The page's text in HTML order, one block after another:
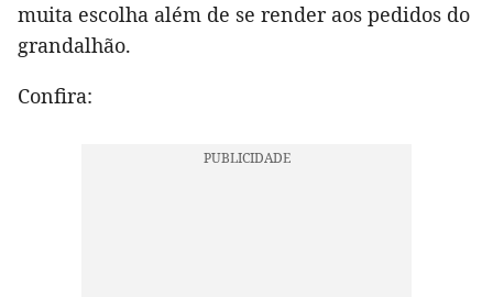
muita escolha além de se render aos pedidos do
grandalhão.
Confira: